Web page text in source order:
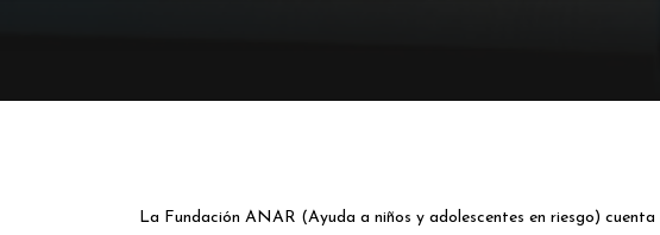
La Fundación ANAR (Ayuda a niños y adolescentes en riesgo)